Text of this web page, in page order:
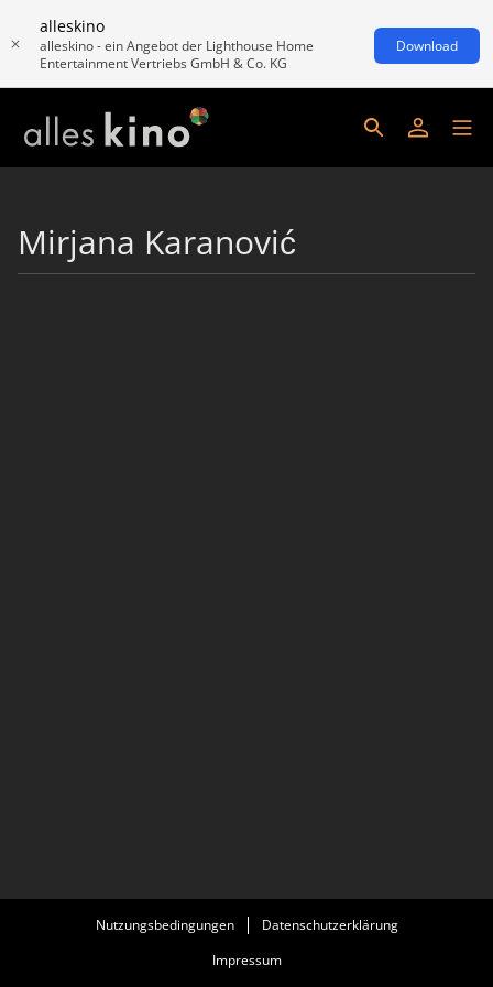
alleskino
alleskino - ein Angebot der Lighthouse Home
Entertainment Vertriebs GmbH & Co. KG
Download
Mirjana Karanović
Nutzungsbedingungen
Datenschutzerklärung
Impressum